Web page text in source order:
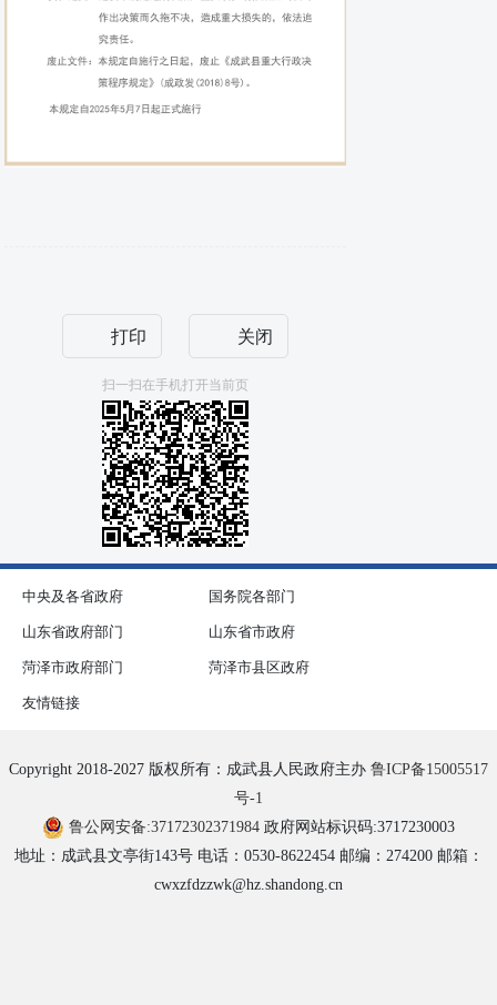
打印 关闭
扫一扫在手机打开当前页
中央及各省政府 国务院各部门
山东省政府部门 山东省市政府
菏泽市政府部门 菏泽市县区政府
友情链接
Copyright 2018-2027 版权所有：成武县人民政府主办 鲁ICP备15005517
号-1
鲁公网安备:37172302371984 政府网站标识码:3717230003
地址：成武县文亭街143号 电话：0530-8622454 邮编：274200 邮箱：
cwxzfdzzwk@hz.shandong.cn